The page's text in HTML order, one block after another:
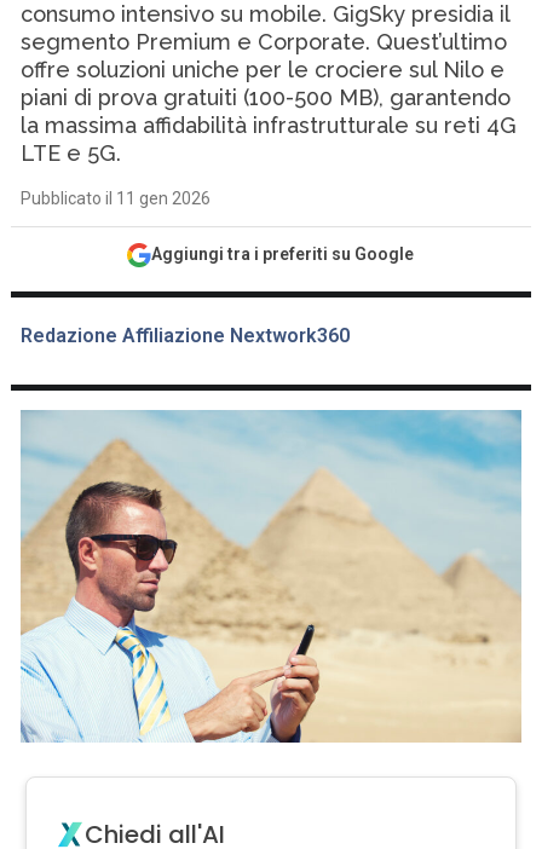
consumo intensivo su mobile. GigSky presidia il
segmento Premium e Corporate. Quest’ultimo
offre soluzioni uniche per le crociere sul Nilo e
piani di prova gratuiti (100-500 MB), garantendo
la massima affidabilità infrastrutturale su reti 4G
LTE e 5G.
Pubblicato il 11 gen 2026
Aggiungi tra i preferiti su Google
Redazione Affiliazione Nextwork360
Chiedi all'AI